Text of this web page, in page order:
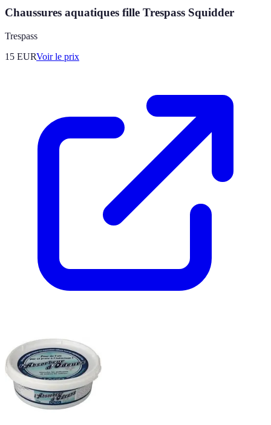
Chaussures aquatiques fille Trespass Squidder
Trespass
15 EURVoir le prix